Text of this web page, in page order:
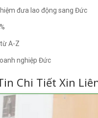
đưa lao động sang Đức
A-Z
nghiệp Đức
Chi Tiết Xin